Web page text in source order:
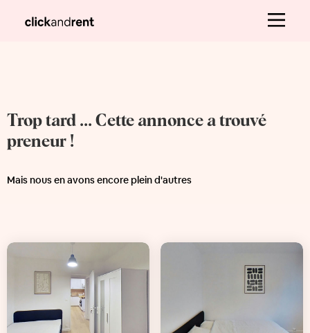
Trop tard ... Cette annonce a trouvé
preneur !
Mais nous en avons encore plein d'autres